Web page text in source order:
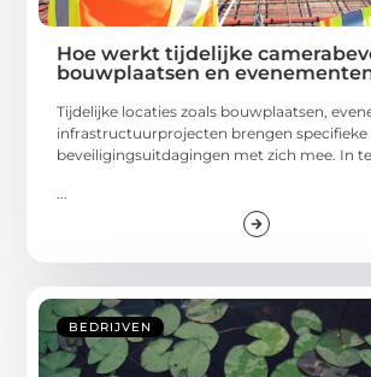
Hoe werkt tijdelijke
bouwplaatsen en
Tijdelijke locaties zoals bouwplaatsen,
infrastructuurprojecten brengen specifieke
beveiligingsuitdagingen met zich mee. In
BEDRIJVEN